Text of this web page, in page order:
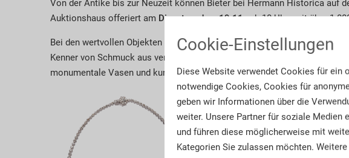
Von der Antike bis zur Neuzeit können Bieter bei Hermann Historica auf
Auktionshaus offeriert am Dienstag, dem 19.11., ab 10 Uhr weit über
Bei den wertvollen Objekten ist für jeden Geschmack etwas dabei.
Kenner von Schmuck aus verschiedensten Zeitaltern. Auch ausgesuchte
monumentale Vasen und kunstvoll geschnitzte Meisterwerke aus lange
Ein Highlight unter den
Collier mit Saphiren und
dunkelgrünen, bläulich
Cookie-Einstellungen
Diese Website verwendet Cookies für ein
notwendige Cookies, Cookies für
geben wir Informationen über die
weiter. Unsere Partner für soziale Medien
und führen diese möglicherweise mit
Kategorien Sie zulassen möchten.